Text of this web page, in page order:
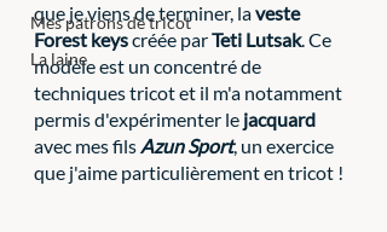
Mes patrons de tricot
La laine
que je viens de terminer, la veste
Forest keys créée par Teti Lutsak. Ce
modèle est un concentré de
techniques tricot et il m'a notamment
permis d'expérimenter le jacquard
avec mes fils Azun Sport, un exercice
que j'aime particulièrement en tricot !